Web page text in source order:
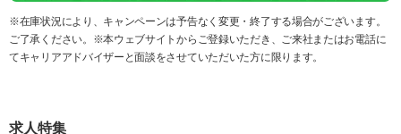
※在庫状況により、キャンペーンは予告なく変更・終了する場合がございます。
ご了承ください。※本ウェブサイトからご登録いただき、ご来社またはお電話に
てキャリアアドバイザーと面談をさせていただいた方に限ります。
求人特集